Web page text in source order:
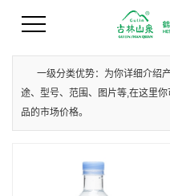
您当前的位置 ： 首 页>>产品
一级分类优势：为你详细介绍
途、型号、范围、图片等,在这里
品的市场价格。